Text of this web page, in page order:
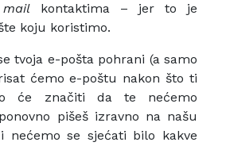
kontaktima – jer to je
koju koristimo.
tvoja e-pošta pohrani (a samo
ćemo e-poštu nakon što ti
će značiti da te nećemo
pišeš izravno na našu
nećemo se sjećati bilo kakve